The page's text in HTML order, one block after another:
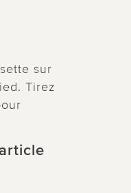
sur
Tirez